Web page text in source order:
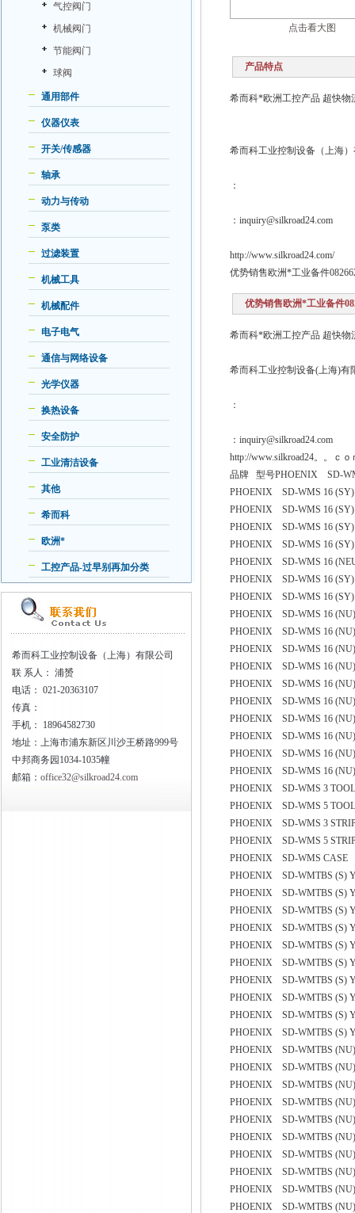
气控阀门
机械阀门
节能阀门
球阀
通用部件
仪器仪表
开关/传感器
轴承
动力与传动
泵类
过滤装置
机械工具
机械配件
电子电气
通信与网络设备
光学仪器
换热设备
安全防护
工业清洁设备
其他
希而科
欧洲*
工控产品-过早别再加分类
希而科工业控制设备（上海）有限公司
联 系人： 浦赟
电话： 021-20363107
传真：
手机：
18964582730
地址：上海市浦东新区川沙王桥路999号
中邦商务园1034-1035幢
邮箱： office32@silkroad24.com
点击看大图
产品特点
希而科*欧洲工控产品 超快物
希而科工业控制设备（上海
：
：inquiry@silkroad24.com
http://www.silkroad24.com/
优势销售欧洲*工业备件
优势销售欧洲*工业备件
希而科*欧洲工控产品 超快
希而科工业控制设备(上海)
：
：
http://www.silkroad24。。ｃｏ
品牌 型号PHOENIX SD-
PHOENIX SD-WMS 16
PHOENIX SD-WMS 16
PHOENIX SD-WMS 16
PHOENIX SD-WMS 16
PHOENIX SD-WMS 16
PHOENIX SD-WMS 16
PHOENIX SD-WMS 16
PHOENIX SD-WMS 16
PHOENIX SD-WMS 16
PHOENIX SD-WMS 16
PHOENIX SD-WMS 16
PHOENIX SD-WMS 16
PHOENIX SD-WMS 16
PHOENIX SD-WMS 16
PHOENIX SD-WMS 16
PHOENIX SD-WMS 16
PHOENIX SD-WMS 16
PHOENIX SD-WMS 3
PHOENIX SD-WMS 5
PHOENIX SD-WMS 3
PHOENIX SD-WMS 5
PHOENIX SD-WMS CASE
PHOENIX SD-WMTBS (S)
PHOENIX SD-WMTBS (S)
PHOENIX SD-WMTBS (S)
PHOENIX SD-WMTBS (S)
PHOENIX SD-WMTBS (S)
PHOENIX SD-WMTBS (S)
PHOENIX SD-WMTBS (S)
PHOENIX SD-WMTBS (S)
PHOENIX SD-WMTBS (S)
PHOENIX SD-WMTBS (S)
PHOENIX SD-WMTBS
PHOENIX SD-WMTBS
PHOENIX SD-WMTBS
PHOENIX SD-WMTBS
PHOENIX SD-WMTBS
PHOENIX SD-WMTBS
PHOENIX SD-WMTBS
PHOENIX SD-WMTBS
PHOENIX SD-WMTBS
PHOENIX SD-WMTBS